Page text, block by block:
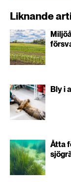
Liknande
Bly i
Åtta